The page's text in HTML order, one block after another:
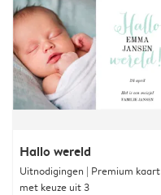
Hallo wereld
Uitnodigingen | Premium kaart
met keuze uit 3